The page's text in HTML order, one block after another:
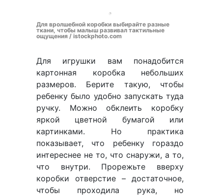
Для вролшебной коробки выбирайте разные
ткани, чтобы малыш развивал тактильные
ощущения / istockphoto.com
Для игрушки вам понадобится
картонная коробка небольших
размеров. Берите такую, чтобы
ребенку было удобно запускать туда
ручку. Можно обклеить коробку
яркой цветной бумагой или
картинками. Но практика
показывает, что ребенку гораздо
интереснее не то, что снаружи, а то,
что внутри. Прорежьте вверху
коробки отверстие – достаточное,
чтобы проходила рука, но